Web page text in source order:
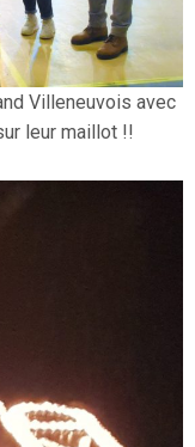
Villeneuvois avec
leur maillot !!